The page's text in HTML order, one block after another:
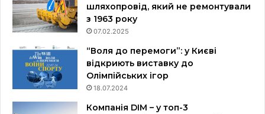
шляхопровід, який не ремонтували
з 1963 року
07.02.2025
“Воля до перемоги”: у Києві
відкриють виставку до
Олімпійських ігор
18.07.2024
Компанія DIM – у топ-3